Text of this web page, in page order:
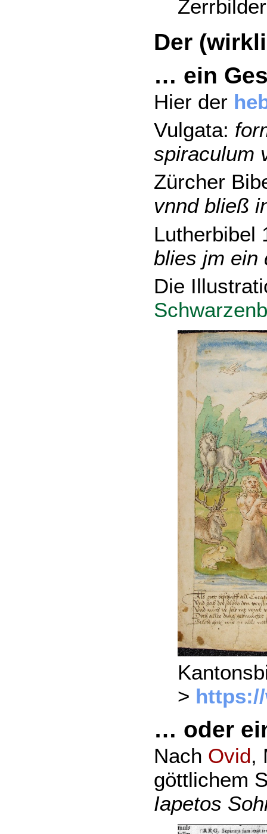
Der
… ein
Hier der
Vulgata:
spiraculum
Zürcher
vnnd bließ
Lutherbibel
blies jm ein
Die
>
… oder
Nach Ovid,
göttlichem
Iapetos